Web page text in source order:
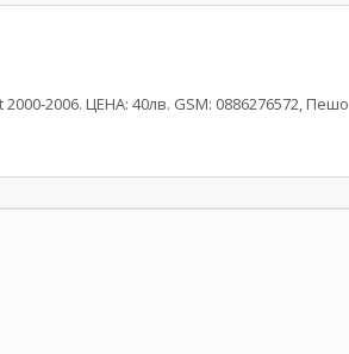
2006. ЦЕНА: 40лв. GSM: 0886276572, Пешо